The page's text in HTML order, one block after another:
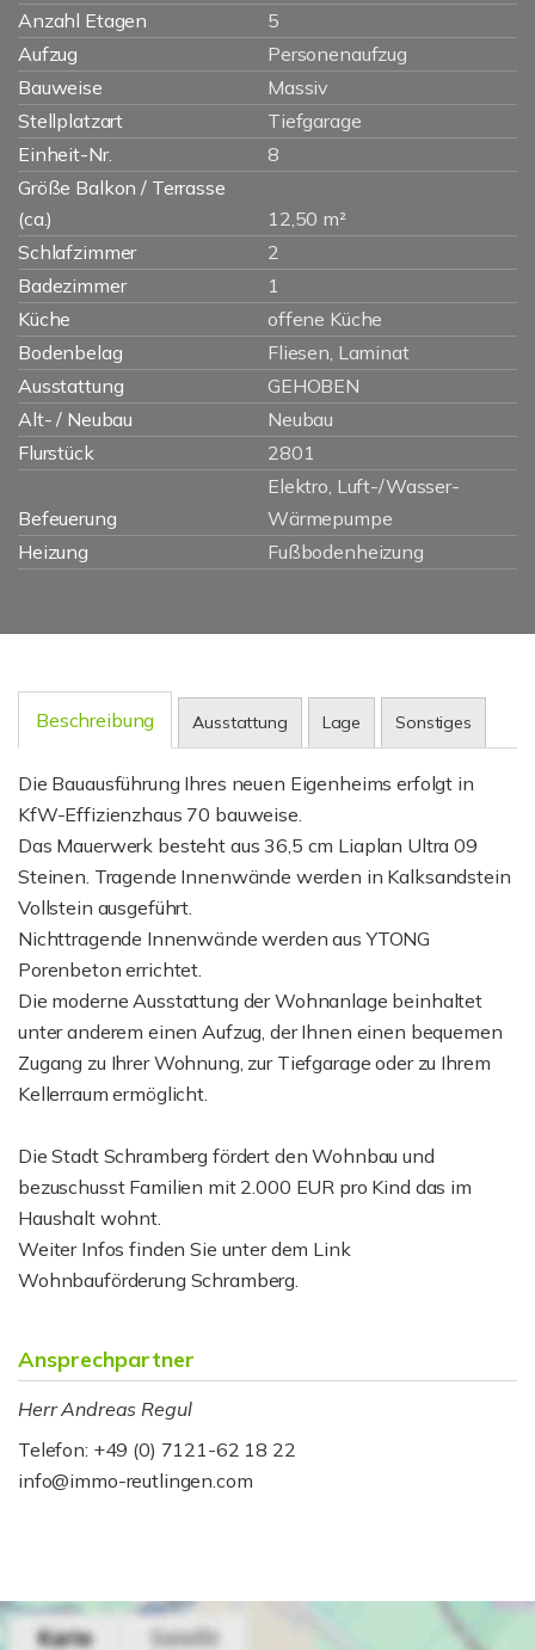
Anzahl Etagen
5
Aufzug
Personenaufzug
Bauweise
Massiv
Stellplatzart
Tiefgarage
Einheit-Nr.
8
Größe Balkon / Terrasse
(ca.)
12,50 m²
Schlafzimmer
2
Badezimmer
1
Küche
offene Küche
Bodenbelag
Fliesen, Laminat
Ausstattung
GEHOBEN
Alt- / Neubau
Neubau
Flurstück
2801
Befeuerung
Elektro, Luft-/Wasser-
Wärmepumpe
Heizung
Fußbodenheizung
Beschreibung Ausstattung Lage Sonstiges
Die Bauausführung Ihres neuen Eigenheims erfolgt in
KfW-Effizienzhaus 70 bauweise.
Das Mauerwerk besteht aus 36,5 cm Liaplan Ultra 09
Steinen. Tragende Innenwände werden in Kalksandstein
Vollstein ausgeführt.
Nichttragende Innenwände werden aus YTONG
Porenbeton errichtet.
Die moderne Ausstattung der Wohnanlage beinhaltet
unter anderem einen Aufzug, der Ihnen einen bequemen
Zugang zu Ihrer Wohnung, zur Tiefgarage oder zu Ihrem
Kellerraum ermöglicht.
Die Stadt Schramberg fördert den Wohnbau und
bezuschusst Familien mit 2.000 EUR pro Kind das im
Haushalt wohnt.
Weiter Infos finden Sie unter dem Link
Wohnbauförderung Schramberg.
Ansprechpartner
Herr Andreas Regul
Telefon: +49 (0) 7121-62 18 22
info@immo-reutlingen.com